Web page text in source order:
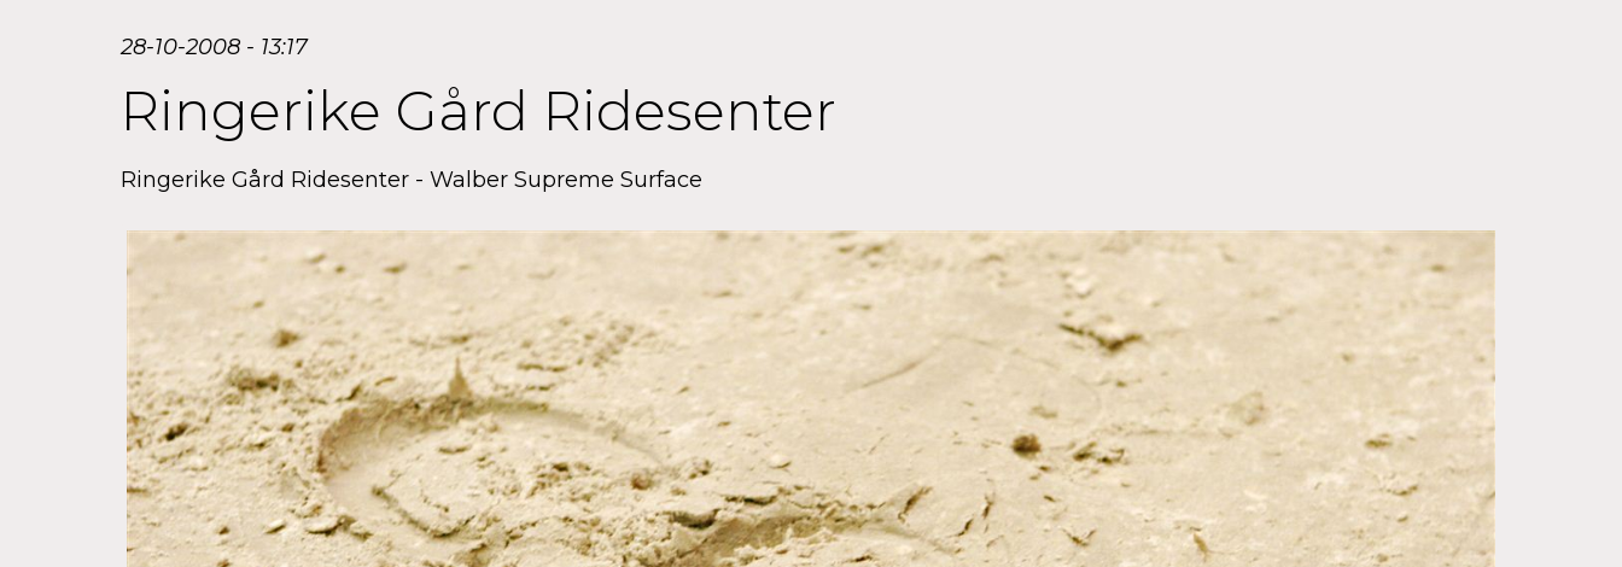
28-10-2008 - 13:17
Ringerike Gård Ridesenter
Ringerike Gård Ridesenter - Walber Supreme Surface